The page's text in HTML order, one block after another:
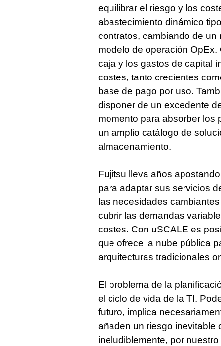
equilibrar el riesgo y los
abastecimiento dinámico
contratos, cambiando de un
modelo de operación OpEx.
caja y los gastos de capital
costes, tanto crecientes
base de pago por uso.
disponer de un excedente
momento para absorber los
un amplio catálogo de
almacenamiento.
Fujitsu lleva años
para adaptar sus servicios
las necesidades
cubrir las demandas
costes. Con uSCALE es
que ofrece la nube pública
arquitecturas tradicionales
El problema de la
el ciclo de vida de la TI.
futuro, implica
añaden un riesgo inevitable
ineludiblemente, por